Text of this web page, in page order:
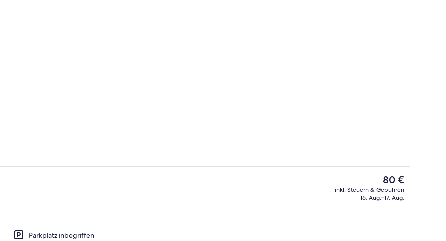
Parkplatz inbegriffen
Der
aktuelle
Preis
80 €
inkl. Steuern & Gebühren
16. Aug.–17. Aug.